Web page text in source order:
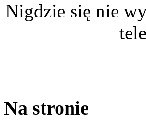
Nigdzie się nie
Na stronie